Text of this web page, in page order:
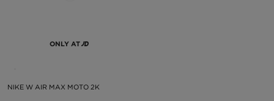
ONLY AT
NIKE W AIR MAX MOTO 2K